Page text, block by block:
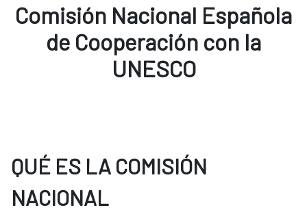
Comisión Nacional Española
de Cooperación con la
UNESCO
QUÉ ES LA COMISIÓN
NACIONAL